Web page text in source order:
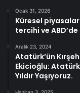
Ocak 31, 2026
Küresel
tercihi ve
Aralık 23, 2024
Atatürk’ün
Ekicioğlu:
Yıldır Yaşıyoruz.